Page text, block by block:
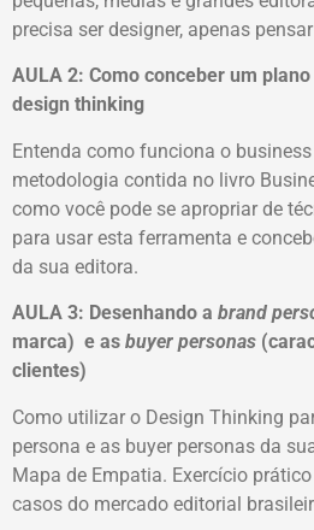
precisa ser designer, apenas
AULA 2: Como conceber um
design thinking
Entenda como funciona o
metodologia contida no livro
como você pode se apropriar de
para usar esta ferramenta e
da sua editora.
AULA 3: Desenhando a brand
marca) e as buyer personas
clientes)
Como utilizar o Design Thinking
persona e as buyer personas da
Mapa de Empatia. Exercício
casos do mercado editorial